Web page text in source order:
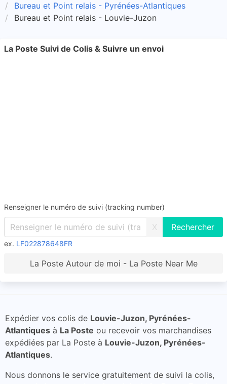
Bureau et Point relais - Pyrénées-Atlantiques
Bureau et Point relais - Louvie-Juzon
La Poste Suivi de Colis & Suivre un envoi
Renseigner le numéro de suivi (tracking number)
X
ex. LF022878648FR
La Poste Autour de moi - La Poste Near Me
Expédier vos colis de Louvie-Juzon, Pyrénées-
Atlantiques à La Poste ou recevoir vos marchandises
expédiées par La Poste à Louvie-Juzon, Pyrénées-
Atlantiques.
Nous donnons le service gratuitement de suivi la colis,